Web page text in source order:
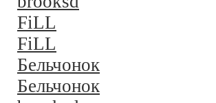
FiLL
FiLL
Бельчонок
Бельчонок